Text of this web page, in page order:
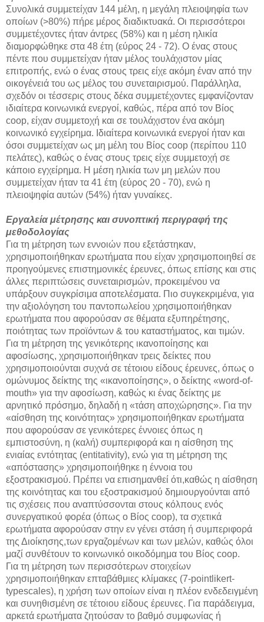
Συνολικά συμμετείχαν 144 μέλη, η μεγάλη πλειοψηφία των
οποίων (>80%) πήρε μέρος διαδικτυακά. Οι περισσότεροι
συμμετέχοντες ήταν άντρες (58%) και η μέση ηλικία
διαμορφώθηκε στα 48 έτη (εύρος 24 - 72). Ο ένας στους
πέντε που συμμετείχαν ήταν μέλος τουλάχιστον μίας
επιτροπής, ενώ ο ένας στους τρεις είχε ακόμη έναν από την
οικογένειά του ως μέλος του συνεταιρισμού. Παράλληλα,
σχεδόν οι τέσσερις στους δέκα συμμετέχοντες εμφανίζονταν
ιδιαίτερα κοινωνικά ενεργοί, καθώς, πέρα από τον Βίος
coop, είχαν συμμετοχή και σε τουλάχιστον ένα ακόμη
κοινωνικό εγχείρημα. Ιδιαίτερα κοινωνικά ενεργοί ήταν και
όσοι συμμετείχαν ως μη μέλη του Βίος coop (περίπου 110
πελάτες), καθώς ο ένας στους τρεις είχε συμμετοχή σε
κάποιο εγχείρημα. Η μέση ηλικία των μη μελών που
συμμετείχαν ήταν τα 41 έτη (εύρος 20 - 70), ενώ η
πλειοψηφία αυτών (54%) ήταν γυναίκες.
Εργαλεία μέτρησης και συνοπτική περιγραφή της
μεθοδολογίας
Για τη μέτρηση των εννοιών που εξετάστηκαν,
χρησιμοποιήθηκαν ερωτήματα που είχαν χρησιμοποιηθεί σε
προηγούμενες επιστημονικές έρευνες, όπως επίσης και στις
άλλες περιπτώσεις συνεταιρισμών, προκειμένου να
υπάρξουν συγκρίσιμα αποτελέσματα. Πιο συγκεκριμένα, για
την αξιολόγηση του παντοπωλείου χρησιμοποιήθηκαν
ερωτήματα που αφορούσαν σε θέματα εξυπηρέτησης,
ποιότητας των προϊόντων & του καταστήματος, και τιμών.
Για τη μέτρηση της γενικότερης ικανοποίησης και
αφοσίωσης, χρησιμοποιήθηκαν τρεις δείκτες που
χρησιμοποιούνται συχνά σε τέτοιου είδους έρευνες, όπως ο
ομώνυμος δείκτης της «ικανοποίησης», ο δείκτης «word-of-
mouth» για την αφοσίωση, καθώς κι ένας δείκτης με
αρνητικό πρόσημο, δηλαδή η «τάση αποχώρησης». Για την
«αίσθηση της κοινότητας» χρησιμοποιήθηκαν ερωτήματα
που αφορούσαν σε γενικότερες έννοιες όπως η
εμπιστοσύνη, η (καλή) συμπεριφορά και η αίσθηση της
ενιαίας εντότητας (entitativity), ενώ για τη μέτρηση της
«απόστασης» χρησιμοποιήθηκε η έννοια του
εξοστρακισμού. Πρέπει να επισημανθεί ότι,καθώς η αίσθηση
της κοινότητας και του εξοστρακισμού δημιουργούνται από
τις σχέσεις που αναπτύσσονται στους κόλπους ενός
συνεργατικού φορέα (όπως ο Βίος coop), τα σχετικά
ερωτήματα αφορούσαν στην εν γένει στάση ή συμπεριφορά
της Διοίκησης,των εργαζομένων και των μελών, καθώς όλοι
μαζί συνθέτουν το κοινωνικό οικοδόμημα του Βίος coop.
Για τη μέτρηση των περισσότερων στοιχείων
χρησιμοποιήθηκαν επταβάθμιες κλίμακες (7-pointlikert-
typescales), η χρήση των οποίων είναι η πλέον ενδεδειγμένη
και συνηθισμένη σε τέτοιου είδους έρευνες. Για παράδειγμα,
αρκετά ερωτήματα ζητούσαν το βαθμό συμφωνίας ή